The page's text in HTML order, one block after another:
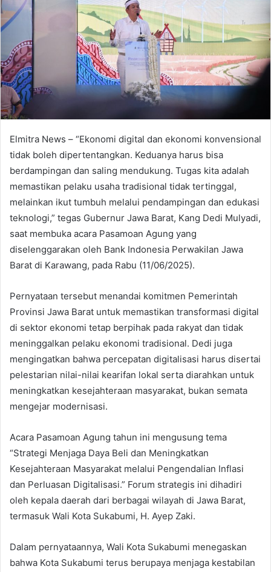
Elmitra News – “Ekonomi digital dan ekonomi konvensional
tidak boleh dipertentangkan. Keduanya harus bisa
berdampingan dan saling mendukung. Tugas kita adalah
memastikan pelaku usaha tradisional tidak tertinggal,
melainkan ikut tumbuh melalui pendampingan dan edukasi
teknologi,” tegas Gubernur Jawa Barat, Kang Dedi Mulyadi,
saat membuka acara Pasamoan Agung yang
diselenggarakan oleh Bank Indonesia Perwakilan Jawa
Barat di Karawang, pada Rabu (11/06/2025).
Pernyataan tersebut menandai komitmen Pemerintah
Provinsi Jawa Barat untuk memastikan transformasi digital
di sektor ekonomi tetap berpihak pada rakyat dan tidak
meninggalkan pelaku ekonomi tradisional. Dedi juga
mengingatkan bahwa percepatan digitalisasi harus disertai
pelestarian nilai-nilai kearifan lokal serta diarahkan untuk
meningkatkan kesejahteraan masyarakat, bukan semata
mengejar modernisasi.
Acara Pasamoan Agung tahun ini mengusung tema
“Strategi Menjaga Daya Beli dan Meningkatkan
Kesejahteraan Masyarakat melalui Pengendalian Inflasi
dan Perluasan Digitalisasi.” Forum strategis ini dihadiri
oleh kepala daerah dari berbagai wilayah di Jawa Barat,
termasuk Wali Kota Sukabumi, H. Ayep Zaki.
Dalam pernyataannya, Wali Kota Sukabumi menegaskan
bahwa Kota Sukabumi terus berupaya menjaga kestabilan